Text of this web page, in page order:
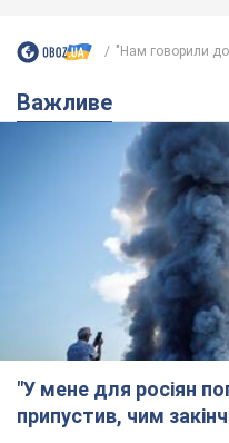
"Нам говорили
Важливе
"У мене для росіян
припустив, чим